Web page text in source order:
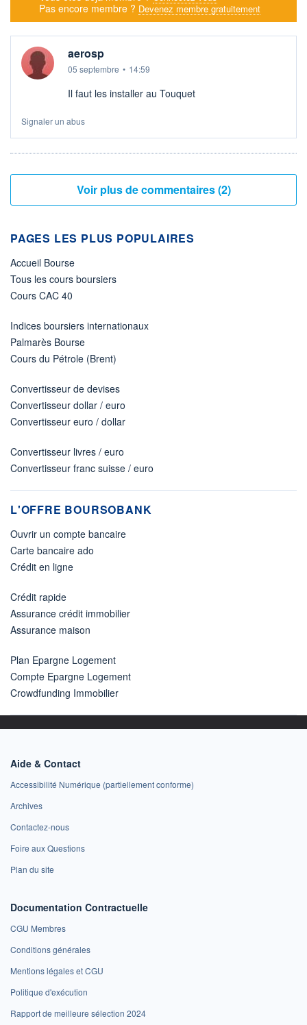
Pas encore membre ? Devenez membre gratuitement
aerosp
05 septembre • 14:59
Il faut les installer au Touquet
Signaler un abus
Voir plus de commentaires (2)
PAGES LES PLUS POPULAIRES
Accueil Bourse
Tous les cours boursiers
Cours CAC 40
Indices boursiers internationaux
Palmarès Bourse
Cours du Pétrole (Brent)
Convertisseur de devises
Convertisseur dollar / euro
Convertisseur euro / dollar
Convertisseur livres / euro
Convertisseur franc suisse / euro
L'OFFRE BOURSOBANK
Ouvrir un compte bancaire
Carte bancaire ado
Crédit en ligne
Crédit rapide
Assurance crédit immobilier
Assurance maison
Plan Epargne Logement
Compte Epargne Logement
Crowdfunding Immobilier
Aide & Contact
Accessibilité Numérique (partiellement conforme)
Archives
Contactez-nous
Foire aux Questions
Plan du site
Documentation Contractuelle
CGU Membres
Conditions générales
Mentions légales et CGU
Politique d'exécution
Rapport de meilleure sélection 2024